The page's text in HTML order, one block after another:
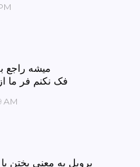
میشه راجع
فک نکنم فر ما
AM
برویل به معنی پختن